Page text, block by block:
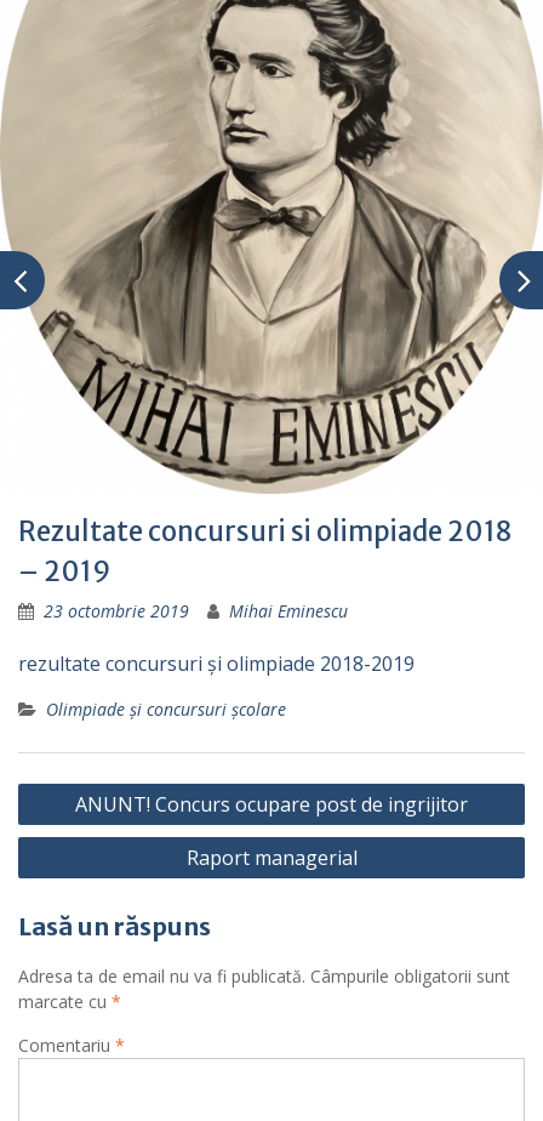
Rezultate concursuri si olimpiade 2018
– 2019
23 octombrie 2019 Mihai Eminescu
rezultate concursuri și olimpiade 2018-2019
Olimpiade și concursuri școlare
Navigare
în
ANUNT! Concurs ocupare post de ingrijitor
Raport managerial
Lasă un răspuns
Adresa ta de email nu va fi publicată. Câmpurile obligatorii sunt
marcate cu *
Comentariu *